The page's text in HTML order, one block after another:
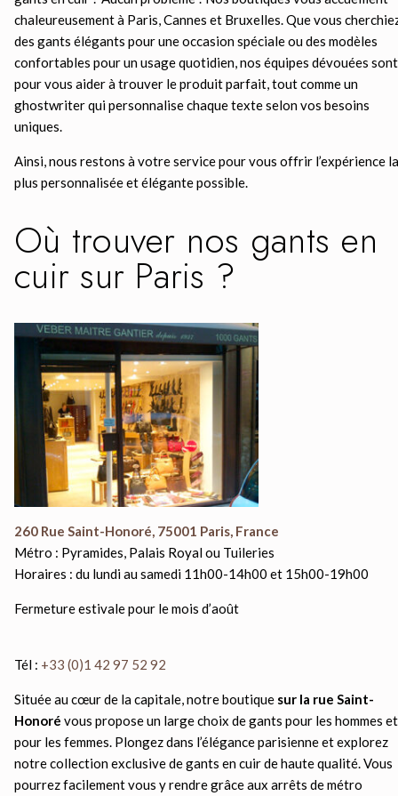
chaleureusement à Paris, Cannes et Bruxelles. Que vous
des gants élégants pour une occasion spéciale ou des modèles
confortables pour un usage quotidien, nos équipes dévouées
pour vous aider à trouver le produit parfait, tout comme un
ghostwriterqui personnalise chaque texte selon vos besoins
uniques.
Ainsi, nous restons à votre service pour vous offrir l’expérience la
plus personnalisée et élégante possible.
Où trouver nos gants en
cuir sur Paris ?
260 Rue Saint-Honoré, 75001 Paris, France
Métro : Pyramides, Palais Royal ou Tuileries
Horaires : du lundi au samedi 11h00-14h00 et 15h00-19h00
Fermeture estivale pour le mois d’août
Tél : +33 (0)1 42 97 52 92
Située au cœur de la capitale, notre boutique sur la rue Saint-
Honoré vous propose un large choix de gants pour les hommes et
pour les femmes. Plongez dans l’élégance parisienne et explorez
notre collection exclusive de gants en cuir de haute qualité. Vous
pourrez facilement vous y rendre grâce aux arrêts de métro